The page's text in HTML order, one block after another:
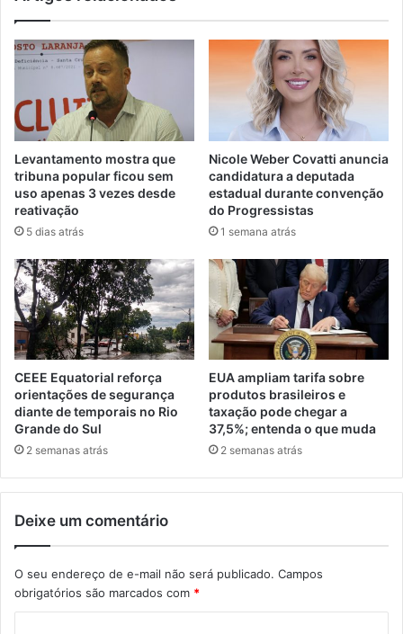
Levantamento mostra que
tribuna popular ficou sem
uso apenas 3 vezes desde
reativação
5 dias atrás
Nicole Weber Covatti anuncia
candidatura a deputada
estadual durante convenção
do Progressistas
1 semana atrás
CEEE Equatorial reforça
orientações de segurança
diante de temporais no Rio
Grande do Sul
2 semanas atrás
EUA ampliam tarifa sobre
produtos brasileiros e
taxação pode chegar a
37,5%; entenda o que muda
2 semanas atrás
Deixe um comentário
O seu endereço de e-mail não será publicado. Campos
obrigatórios são marcados com *